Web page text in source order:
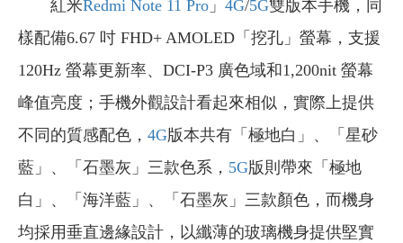
紅米Redmi Note 11 Pro 」 4G/5G雙版本手機，同
樣配備6.67 吋 FHD+ AMOLED「挖孔」螢幕，支援
120Hz 螢幕更新率、DCI-P3 廣色域和1,200nit 螢幕
峰值亮度；手機外觀設計看起來相似，實際上提供
不同的質感配色， 4G版本共有「極地白」、「星砂
藍」、「石墨灰」三款色系， 5G版則帶來「極地
白」、「海洋藍」、「石墨灰」三款顏色，而機身
均採用垂直邊緣設計，以纖薄的玻璃機身提供堅實